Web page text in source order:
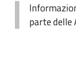
parte delle